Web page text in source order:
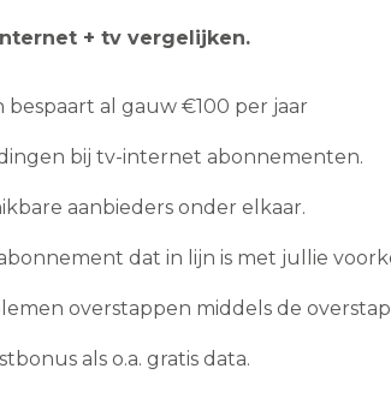
+ tv vergelijken.
bespaart al gauw €100 per jaar
bij tv-internet abonnementen.
aanbieders onder elkaar.
dat in lijn is met jullie
overstappen middels de
als o.a. gratis data.